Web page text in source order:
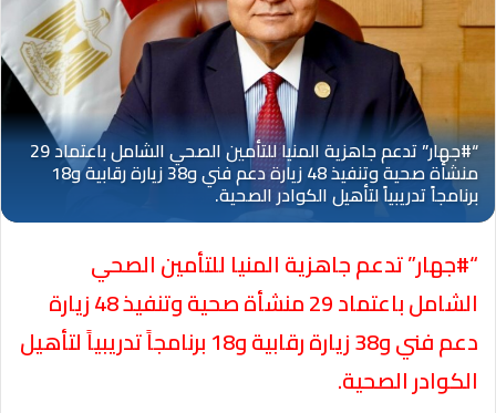
“#جهار” تدعم جاهزية المنيا للتأمين الصحي
الشامل باعتماد 29 منشأة صحية وتنفيذ 48 زيارة
دعم فني و38 زيارة رقابية و18 برنامجاً تدريبياً لتأهيل
الكوادر الصحية.